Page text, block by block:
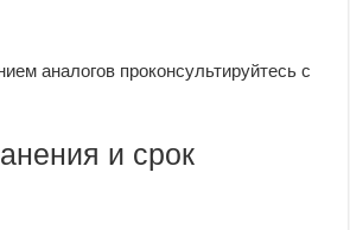
аналогов проконсультируйтесь с
и срок